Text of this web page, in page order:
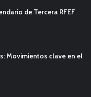
de Tercera RFEF
Movimientos clave en el